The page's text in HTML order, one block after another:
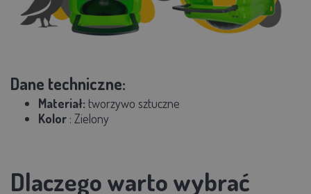
Dane techniczne:
Materiał: tworzywo sztuczne
Kolor : Zielony
Dlaczego warto wybrać